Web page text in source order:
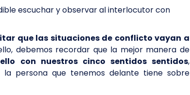
escuchar y observar al interlocutor con
que las situaciones de conflicto vayan a
debemos recordar que la mejor manera de
con nuestros cinco sentidos sentidos,
la persona que tenemos delante tiene sobre